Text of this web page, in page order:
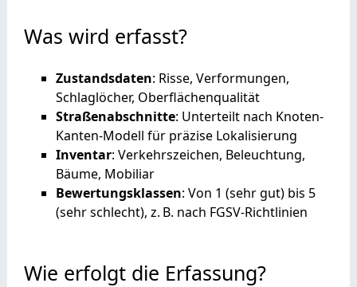
Was wird erfasst?
Zustandsdaten: Risse, Verformungen,
Schlaglöcher, Oberflächenqualität
Straßenabschnitte: Unterteilt nach Knoten-
Kanten-Modell für präzise Lokalisierung
Inventar: Verkehrszeichen, Beleuchtung,
Bäume, Mobiliar
Bewertungsklassen: Von 1 (sehr gut) bis 5
(sehr schlecht), z. B. nach FGSV-Richtlinien
Wie erfolgt die Erfassung?